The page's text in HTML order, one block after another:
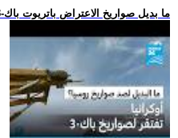
.. ما بديل صواريخ الاعتراض باتريوت باك-3 التي تفتقر إليها كييف